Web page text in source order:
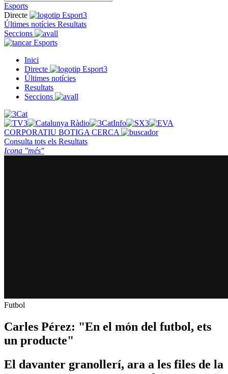
Esports
Directe
Últimes notícies Resultats
Seccions
Esports
Inici
Directe
Últimes notícies
Resultats
Seccions
CORPORATIU BOTIGA CERCA
Consulta tots els Resultats
Icona "més"
Futbol
Carles Pérez: "En el món del futbol, ets
un producte"
El davanter granollerí, ara a les files de la